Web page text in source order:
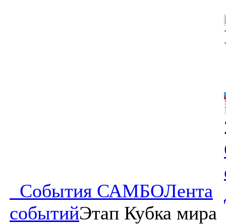
События САМБОЛента
событийЭтап Кубка мира